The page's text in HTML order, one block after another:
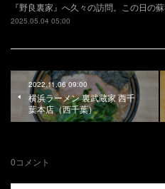
『野良裏家』へ久々の訪問。この日の
2025.05.04 05:00
2022.11.06 09:00
横浜ラーメン 裏武蔵家 西千
葉本店（西千葉）
0コメント